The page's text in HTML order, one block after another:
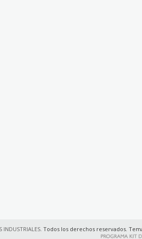
INDUSTRIALES . Todos los derechos reservados.